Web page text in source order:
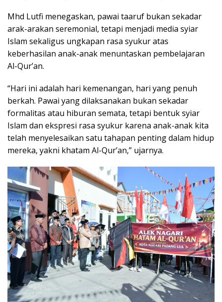
Mhd Lutfi menegaskan, pawai taaruf bukan sekadar
arak-arakan seremonial, tetapi menjadi media syiar
Islam sekaligus ungkapan rasa syukur atas
keberhasilan anak-anak menuntaskan pembelajaran
Al-Qur’an.
“Hari ini adalah hari kemenangan, hari yang penuh
berkah. Pawai yang dilaksanakan bukan sekadar
formalitas atau hiburan semata, tetapi bentuk syiar
Islam dan ekspresi rasa syukur karena anak-anak kita
telah menyelesaikan satu tahapan penting dalam hidup
mereka, yakni khatam Al-Qur’an,” ujarnya.